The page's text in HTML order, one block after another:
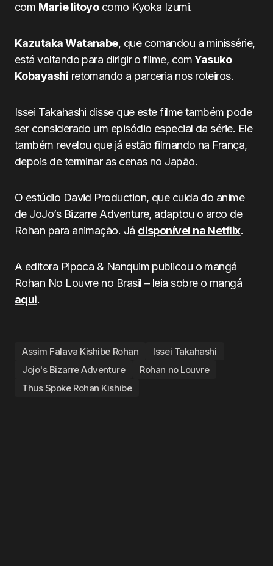
com Marie Iitoyocomo Kyoka Izumi.
Kazutaka Watanabe, que comandou a minissérie,
está voltando para dirigir o filme, comYasuko
Kobayashi retomando a parceria nos roteiros.
Issei Takahashi disse que este filme também pode
ser considerado um episódio especial da série. Ele
também revelou que já estão filmando na França,
depois de terminar as cenas no Japão.
O estúdio David Production, que cuida do anime
de JoJo’s Bizarre Adventure, adaptou o arco de
Rohan para animação. Já disponível na Netflix.
A editora Pipoca & Nanquim publicou o mangá
Rohan No Louvre no Brasil – leia sobre o mangá
aqui.
Assim Falava Kishibe Rohan
Issei Takahashi
Jojo's Bizarre Adventure
Rohan no Louvre
Thus Spoke Rohan Kishibe